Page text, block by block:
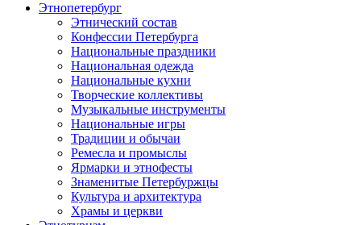
Этнопетербург
Этнический состав
Конфессии Петербурга
Национальные праздники
Национальная одежда
Национальные кухни
Творческие коллективы
Музыкальные инструменты
Национальные игры
Традиции и обычаи
Ремесла и промыслы
Ярмарки и этнофесты
Знаменитые Петербуржцы
Культура и архитектура
Храмы и церкви